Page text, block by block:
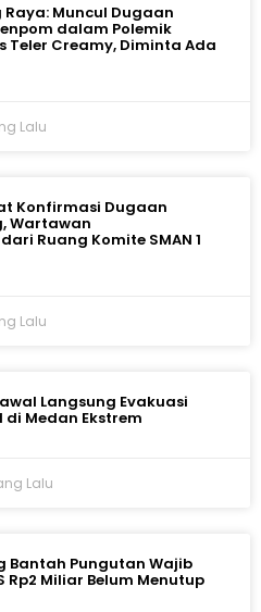
Muncul Dugaan
dalam Polemik
Teler Creamy, Diminta Ada
Lalu
Konfirmasi Dugaan
Wartawan
Ruang Komite SMAN 1
Lalu
Langsung Evakuasi
Medan Ekstrem
Lalu
Bantah Pungutan Wajib
Rp2 Miliar Belum Menutup